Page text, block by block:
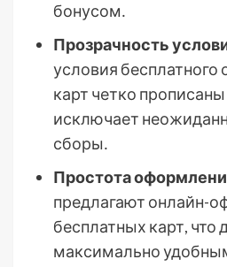
бонусом․
Прозрачность
условия
карт четко прописаны
исключает
сборы․
Простота
предлагают онлайн-
бесплатных карт, что
максимально